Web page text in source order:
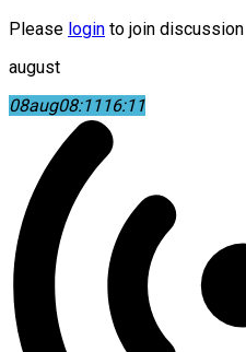
Please login to join discussion
august
08aug08:1116:11